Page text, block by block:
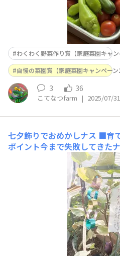
わくわく野菜作り賞【家庭菜園キャン
自慢の菜園賞【家庭菜園キャンペーン
3 36
こてなつfarm | 2025/07/31
七夕飾りでおめかしナス ■育
ポイント今まで失敗してきた
シートを活用し、両脇をコン
ら、大豊作!子供と庭の整理を
けられてしまったナスです（
たのか、まだまだたくさん大